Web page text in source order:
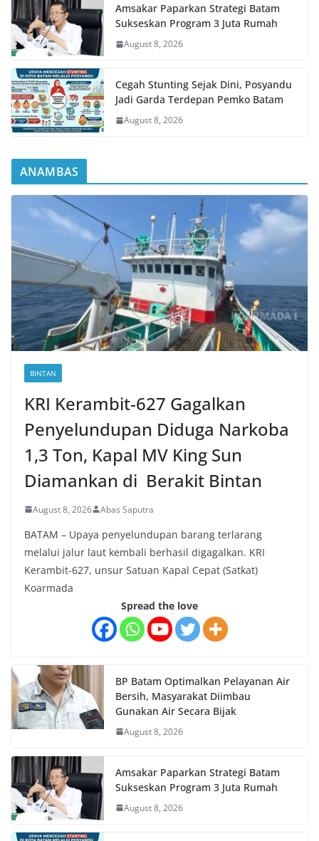
Amsakar Paparkan Strategi Batam
Sukseskan Program 3 Juta Rumah
August 8, 2026
Cegah Stunting Sejak Dini, Posyandu
Jadi Garda Terdepan Pemko Batam
August 8, 2026
ANAMBAS
BINTAN
KRI Kerambit-627 Gagalkan
Penyelundupan Diduga Narkoba
1,3 Ton, Kapal MV King Sun
Diamankan di Berakit Bintan
August 8, 2026 Abas Saputra
BATAM – Upaya penyelundupan barang terlarang
melalui jalur laut kembali berhasil digagalkan. KRI
Kerambit-627, unsur Satuan Kapal Cepat (Satkat)
Koarmada
Spread the love
BP Batam Optimalkan Pelayanan Air
Bersih, Masyarakat Diimbau
Gunakan Air Secara Bijak
August 8, 2026
Amsakar Paparkan Strategi Batam
Sukseskan Program 3 Juta Rumah
August 8, 2026